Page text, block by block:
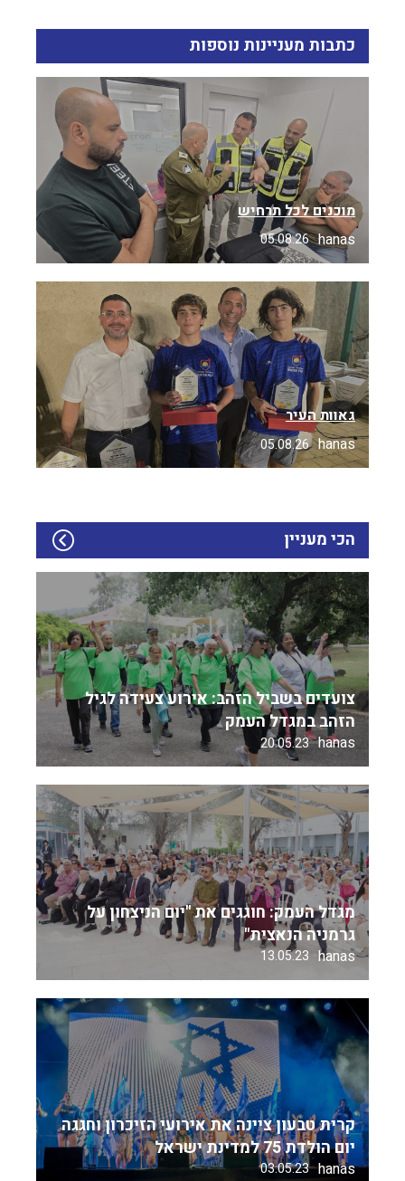
כתבות מעניינות נוספות
מוכנים לכל תרחיש
hanas
05.08.26
גאוות העיר
hanas
05.08.26
הכי מעניין
צועדים בשביל הזהב: אירוע צעידה לגיל
הזהב במגדל העמק
hanas
20.05.23
מגדל העמק: חוגגים את "יום הניצחון על
גרמניה הנאצית"
hanas
13.05.23
קרית טבעון ציינה את אירועי הזיכרון וחגגה
יום הולדת 75 למדינת ישראל
hanas
03.05.23